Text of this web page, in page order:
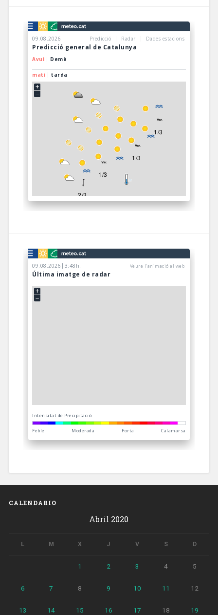
CALENDARIO
Abril 2020
L M X J V S D
1 2 3 4 5
6 7 8 9 10 11 12
13 14 15 16 17 18 19